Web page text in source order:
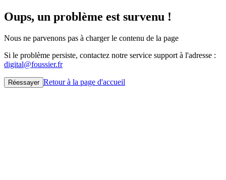
Oups, un problème est survenu !
Nous ne parvenons pas à charger le contenu de la page
Si le problème persiste, contactez notre service support à l'adresse :
digital@foussier.fr
Réessayer Retour à la page d'accueil